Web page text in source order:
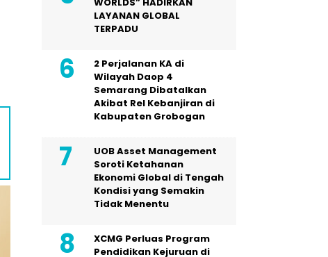
LAYANAN GLOBAL
TERPADU
2 Perjalanan KA di
Wilayah Daop 4
Semarang Dibatalkan
Akibat Rel Kebanjiran di
Kabupaten Grobogan
UOB Asset Management
Soroti Ketahanan
Ekonomi Global di Tengah
Kondisi yang Semakin
Tidak Menentu
XCMG Perluas Program
Pendidikan Kejuruan di